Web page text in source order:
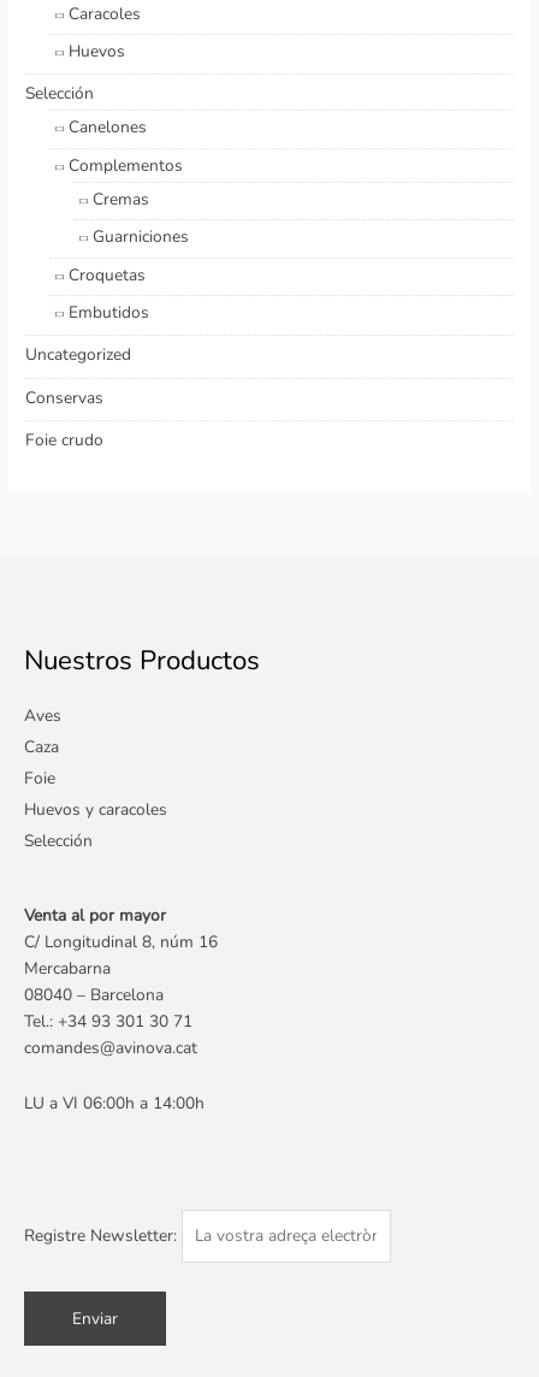
Caracoles
Huevos
Selección
Canelones
Complementos
Cremas
Guarniciones
Croquetas
Embutidos
Uncategorized
Conservas
Foie crudo
Nuestros Productos
Aves
Caza
Foie
Huevos y caracoles
Selección
Venta al por mayor
C/ Longitudinal 8, núm 16
Mercabarna
08040 – Barcelona
Tel.: +34 93 301 30 71
comandes@avinova.cat
LU a VI 06:00h a 14:00h
Registre Newsletter: